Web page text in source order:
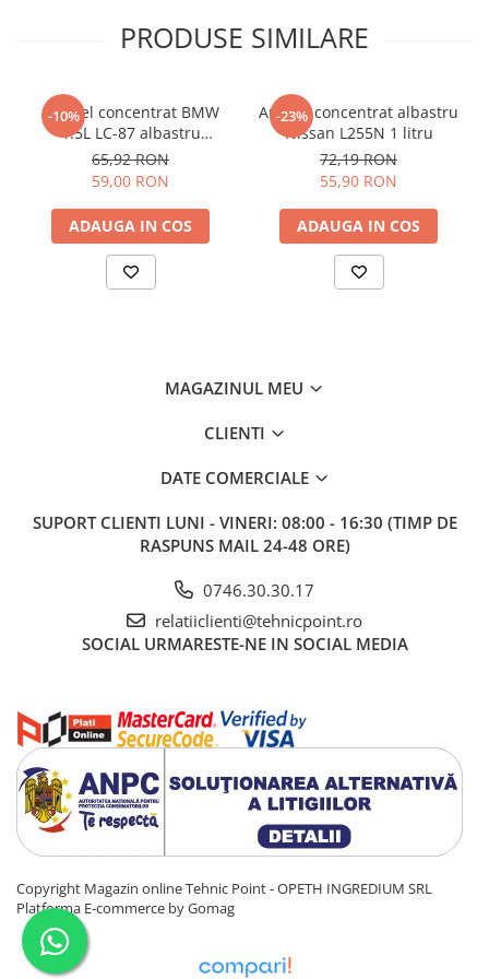
PRODUSE SIMILARE
-10%
Antigel concentrat BMW
1.5L LC-87 albastru
83515A6CDD7
65,92 RON
59,00 RON
ADAUGA IN COS
-23%
Antigel concentrat albastru
Nissan L255N 1 litru
72,19 RON
55,90 RON
ADAUGA IN COS
MAGAZINUL MEU
CLIENTI
DATE COMERCIALE
SUPORT CLIENTI LUNI - VINERI: 08:00 - 16:30 (TIMP DE
RASPUNS MAIL 24-48 ORE)
0746.30.30.17
relatiiclienti@tehnicpoint.ro
SOCIAL URMARESTE-NE IN SOCIAL MEDIA
Copyright Magazin online Tehnic Point - OPETH INGREDIUM SRL
Platforma E-commerce by Gomag